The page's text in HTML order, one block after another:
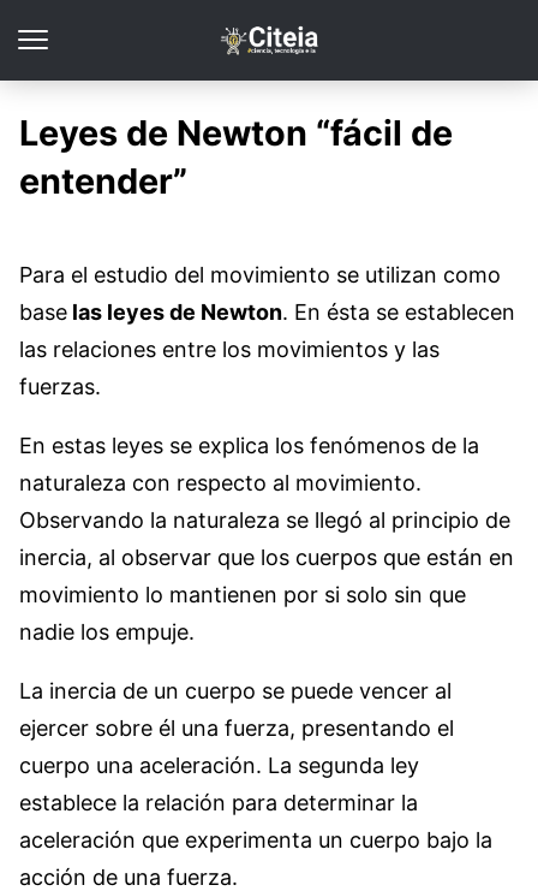
Leyes de Newton “fácil de
entender”
Para el estudio del movimiento se utilizan como
base las leyes de Newton. En ésta se establecen
las relaciones entre los movimientos y las
fuerzas.
En estas leyes se explica los fenómenos de la
naturaleza con respecto al movimiento.
Observando la naturaleza se llegó al principio de
inercia, al observar que los cuerpos que están en
movimiento lo mantienen por si solo sin que
nadie los empuje.
La inercia de un cuerpo se puede vencer al
ejercer sobre él una fuerza, presentando el
cuerpo una aceleración. La segunda ley
establece la relación para determinar la
aceleración que experimenta un cuerpo bajo la
acción de una fuerza.